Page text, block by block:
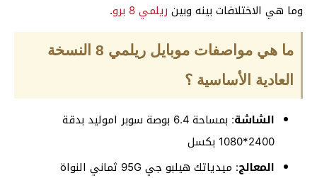
وما هي الاختلافات بينه وبين ريلمي 8 برو .
ما هي مواصفات موبايل ريلمي 8 النسخة
العادية الأساسية ؟
الشاشة
: بمساحة 6.4 بوصة سوبر اموليد بدقة
2400*1080 بكسل
المعالج: ميدياتك هيلبو جي 95G ثماني النواة